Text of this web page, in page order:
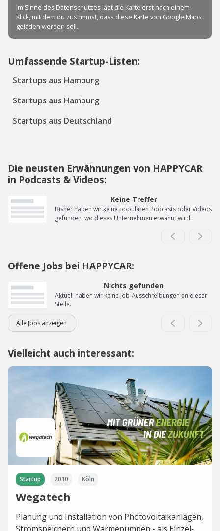
Umfassende Startup-Listen:
Startups aus Hamburg
Startups aus Hamburg
Startups aus Deutschland
Die neusten Erwähnungen von HAPPYCAR
in Podcasts & Videos:
Keine Treffer
Bisher haben wir keine populären Podcasts oder Videos
gefunden, wo dieses Unternehmen erwähnt wird.
Offene Jobs bei HAPPYCAR:
Nichts gefunden
Aktuell haben wir keine Job-Ausschreibungen an dieser
Stelle.
Alle Jobs anzeigen
Vielleicht auch interessant:
Startup 2010 Köln
Wegatech
Planung und Installation von Photovoltaikanlagen,
Stromspeichern und Wärmepumpen - als Einzel-